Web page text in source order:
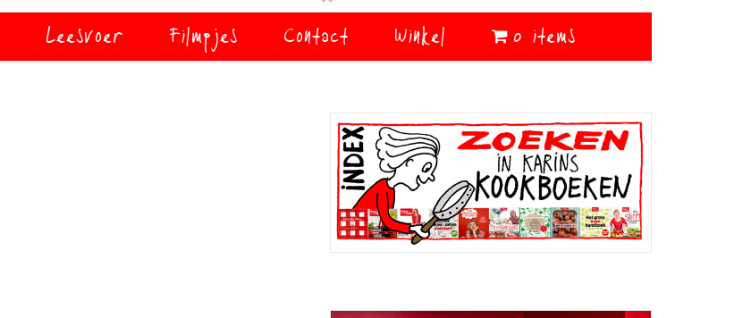
Leesvoer Filmpjes Contact Winkel 0 items
Primaire
Sidebar